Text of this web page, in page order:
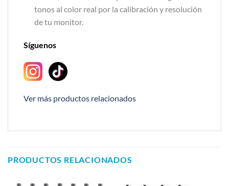
tonos al color real por la calibración y resolución
de tu monitor.
Síguenos
Ver más productos relacionados
PRODUCTOS RELACIONADOS